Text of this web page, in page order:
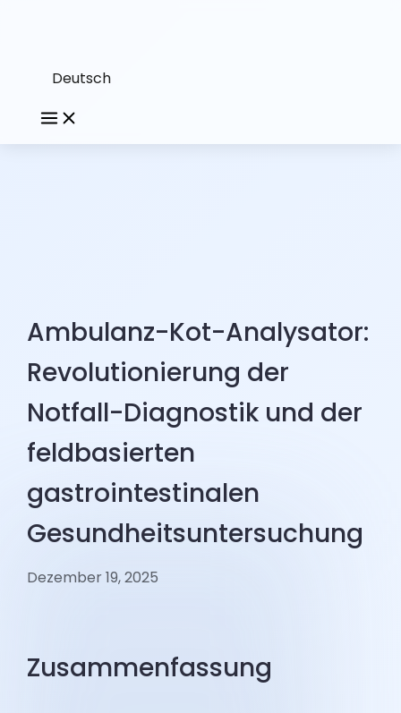
Deutsch
Ambulanz-Kot-Analysator:
Revolutionierung der
Notfall-Diagnostik und der
feldbasierten
gastrointestinalen
Gesundheitsuntersuchung
Dezember 19, 2025
Zusammenfassung